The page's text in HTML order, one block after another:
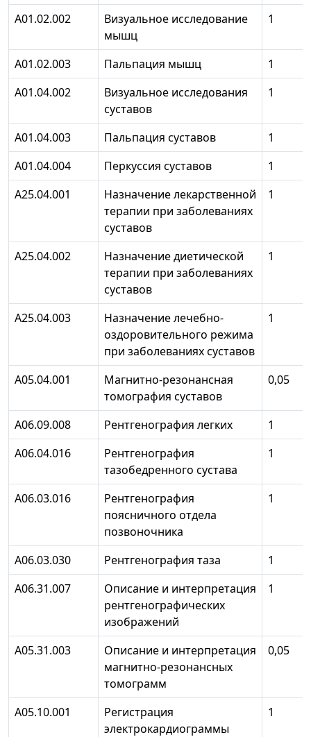
А01.02.002
Визуальное исследование
мышц
1
А01.02.003 Пальпация мышц
1
А01.04.002
Визуальное исследования
суставов
1
А01.04.003 Пальпация суставов
1
А01.04.004
Перкуссия суставов
1
А25.04.001
Назначение лекарственной
терапии при заболеваниях
суставов
1
А25.04.002
Назначение диетической
терапии при заболеваниях
суставов
1
А25.04.003
Назначение лечебно-
оздоровительного режима
при заболеваниях суставов
1
А05.04.001
Магнитно-резонансная
томография суставов
0,05
А06.09.008 Рентгенография легких
1
А06.04.016
Рентгенография
тазобедренного сустава
1
А06.03.016
Рентгенография
поясничного отдела
позвоночника
1
А06.03.030 Рентгенография таза
1
А06.31.007
Описание и интерпретация
рентгенографических
изображений
1
A05.31.003
Описание и интерпретация
магнитно-резонансных
томограмм
0,05
А05.10.001
Регистрация
электрокардиограммы
1